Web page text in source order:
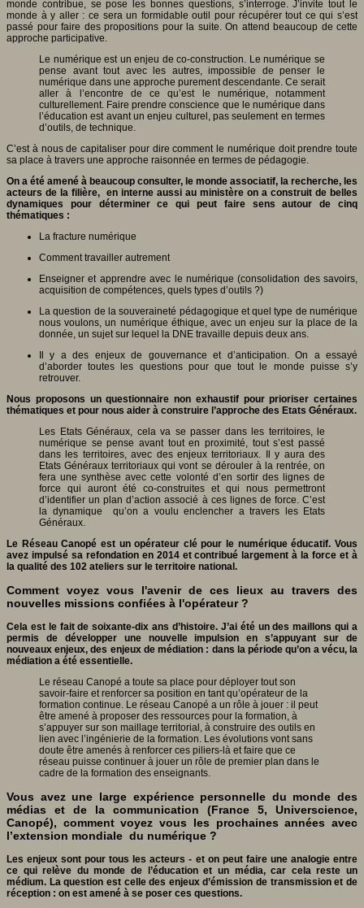
monde contribue, se pose les bonnes questions, s’interroge. J’invite tout le
monde à y aller : ce sera un formidable outil pour récupérer tout ce qui s’est
passé pour faire des propositions pour la suite. On attend beaucoup de cette
approche participative.
Le numérique est un enjeu de co-construction. Le numérique se
pense avant tout avec les autres, impossible de penser le
numérique dans une approche purement descendante. Ce serait
aller à l’encontre de ce qu’est le numérique, notamment
culturellement. Faire prendre conscience que le numérique dans
l’éducation est avant un enjeu culturel, pas seulement en termes
d’outils, de technique.
C’est à nous de capitaliser pour dire comment le numérique doit prendre toute
sa place à travers une approche raisonnée en termes de pédagogie.
On a été amené à beaucoup consulter, le monde associatif, la recherche, les
acteurs de la filière, en interne aussi au ministère on a construit de belles
dynamiques pour déterminer ce qui peut faire sens autour de cinq
thématiques :
La fracture numérique
Comment travailler autrement
Enseigner et apprendre avec le numérique (consolidation des savoirs,
acquisition de compétences, quels types d’outils ?)
La question de la souveraineté pédagogique et quel type de numérique
nous voulons, un numérique éthique, avec un enjeu sur la place de la
donnée, un sujet sur lequel la DNE travaille depuis deux ans.
Il y a des enjeux de gouvernance et d’anticipation. On a essayé
d’aborder toutes les questions pour que tout le monde puisse s’y
retrouver.
Nous proposons un questionnaire non exhaustif pour prioriser certaines
thématiques et pour nous aider à construire l’approche des Etats Généraux.
Les Etats Généraux, cela va se passer dans les territoires, le
numérique se pense avant tout en proximité, tout s’est passé
dans les territoires, avec des enjeux territoriaux. Il y aura des
Etats Généraux territoriaux qui vont se dérouler à la rentrée, on
fera une synthèse avec cette volonté d’en sortir des lignes de
force qui auront été co-construites et qui nous permettront
d’identifier un plan d’action associé à ces lignes de force. C’est
la dynamique qu’on a voulu enclencher a travers les Etats
Généraux.
Le Réseau Canopé est un opérateur clé pour le numérique éducatif. Vous
avez impulsé sa refondation en 2014 et contribué largement à la force et à
la qualité des 102 ateliers sur le territoire national.
Comment voyez vous l'avenir de ces lieux au travers des
nouvelles missions confiées à l'opérateur ?
Cela est le fait de soixante-dix ans d’histoire. J’ai été un des maillons qui a
permis de développer une nouvelle impulsion en s’appuyant sur de
nouveaux enjeux, des enjeux de médiation : dans la période qu’on a vécu, la
médiation a été essentielle.
Le réseau Canopé a toute sa place pour déployer tout son
savoir-faire et renforcer sa position en tant qu’opérateur de la
formation continue. Le réseau Canopé a un rôle à jouer : il peut
être amené à proposer des ressources pour la formation, à
s’appuyer sur son maillage territorial, à construire des outils en
lien avec l’ingénierie de la formation. Les évolutions vont sans
doute être amenés à renforcer ces piliers-là et faire que ce
réseau puisse continuer à jouer un rôle de premier plan dans le
cadre de la formation des enseignants.
Vous avez une large expérience personnelle du monde des
médias et de la communication (France 5, Universcience,
Canopé), comment voyez vous les prochaines années avec
l’extension mondiale du numérique ?
Les enjeux sont pour tous les acteurs - et on peut faire une analogie entre
ce qui relève du monde de l’éducation et un média, car cela reste un
médium. La question est celle des enjeux d’émission de transmission et de
réception : on est amené à se poser ces questions.